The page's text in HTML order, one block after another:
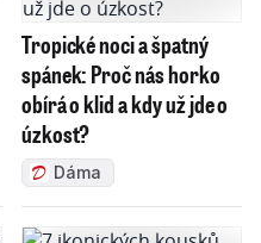
Tropické noci a špatný
spánek: Proč nás horko
obírá o klid a kdy už jde o
úzkost?
Dáma